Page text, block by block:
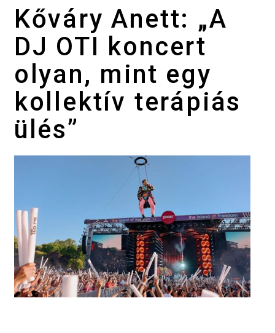
Kőváry Anett: „A
DJ OTI koncert
olyan, mint egy
kollektív terápiás
ülés”